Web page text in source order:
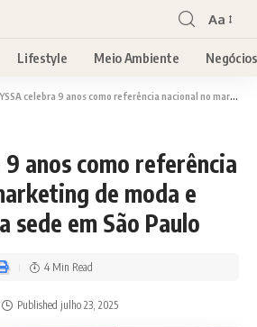
Aa
Lifestyle Meio Ambiente Negócios
YSSA celebra 9 anos como referência nacional no marketing de moda e inaugura nova sede em São Paulo
9 anos como referência
de moda e
sede em São Paulo
Published julho 23, 2025
4 Min Read